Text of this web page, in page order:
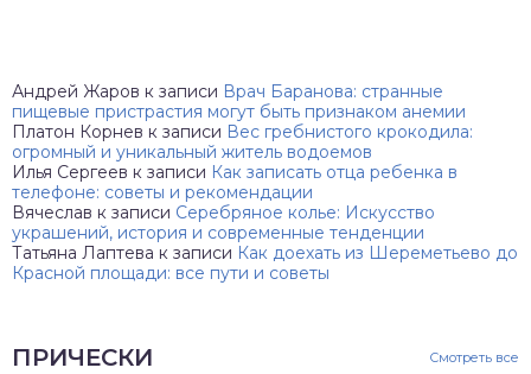
Андрей Жаров к записи Врач Баранова: странные
пищевые пристрастия могут быть признаком анемии
Платон Корнев к записи Вес гребнистого крокодила:
огромный и уникальный житель водоемов
Илья Сергеев к записи Как записать отца ребенка в
телефоне: советы и рекомендации
Вячеслав к записи Серебряное колье: Искусство
украшений, история и современные тенденции
Татьяна Лаптева к записи Как доехать из Шереметьево до
Красной площади: все пути и советы
ПРИЧЕСКИ Смотреть все